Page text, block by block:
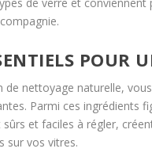
de verre et
POUR
nettoyage naturelle,
Parmi ces ingrédients
et faciles à régler,
sur vos vitres.